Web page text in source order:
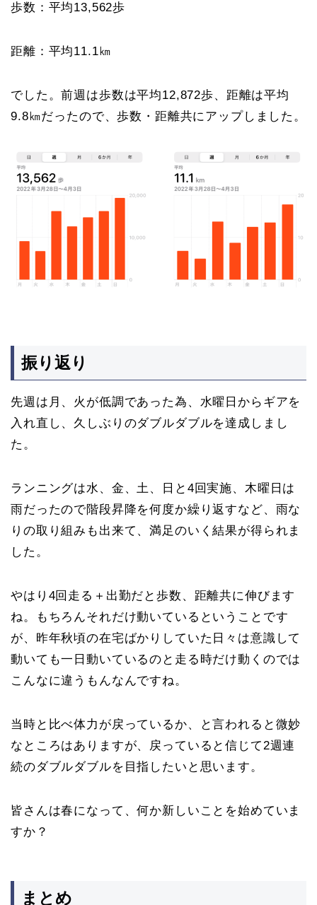
歩数：平均13,562歩
距離：平均11.1㎞
でした。前週は歩数は平均12,872歩、距離は平均
9.8㎞だったので、歩数・距離共にアップしました。
振り返り
先週は月、火が低調であった為、水曜日からギアを
入れ直し、久しぶりのダブルダブルを達成しまし
た。
ランニングは水、金、土、日と4回実施、木曜日は
雨だったので階段昇降を何度か繰り返すなど、雨な
りの取り組みも出来て、満足のいく結果が得られま
した。
やはり4回走る＋出勤だと歩数、距離共に伸びます
ね。もちろんそれだけ動いているということです
が、昨年秋頃の在宅ばかりしていた日々は意識して
動いても一日動いているのと走る時だけ動くのでは
こんなに違うもんなんですね。
当時と比べ体力が戻っているか、と言われると微妙
なところはありますが、戻っていると信じて2週連
続のダブルダブルを目指したいと思います。
皆さんは春になって、何か新しいことを始めていま
すか？
まとめ